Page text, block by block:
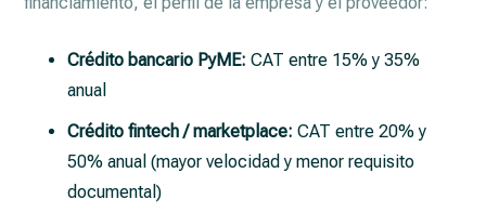
Crédito bancario PyME: CAT entre 15% y 35%
anual
Crédito fintech / marketplace: CAT entre 20% y
50% anual (mayor velocidad y menor requisito
documental)